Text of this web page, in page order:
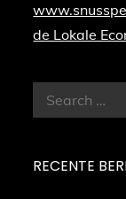
de Lokale
Search
for:
RECENTE